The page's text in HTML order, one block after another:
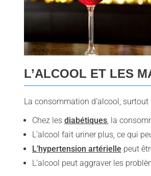
L’ALCOOL ET LES
La consommation d’alcool,
Chez les diabétiques , la
L’alcool fait uriner plus, ce qui
L’hypertension artérielle peut
L’alcool peut aggraver les